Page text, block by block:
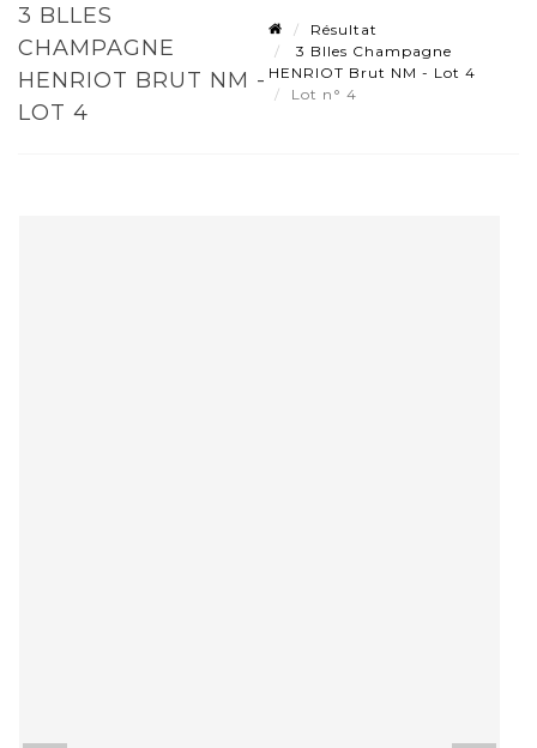
3 BLLES
CHAMPAGNE
HENRIOT BRUT NM -
LOT 4
Résultat
3 Blles Champagne
HENRIOT Brut NM - Lot 4
Lot n° 4